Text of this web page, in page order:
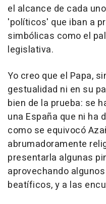
el alcance de cada
'políticos' que iban a
simbólicas como el
legislativa.
Yo creo que el Papa,
gestualidad ni en su
bien de la prueba: se
una España que ni ha
como se equivocó
abrumadoramente
presentarla algunas
aprovechando
beatíficos, y a las